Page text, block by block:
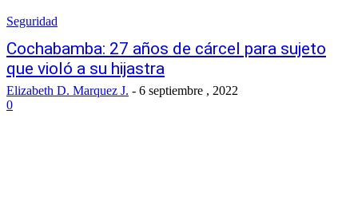
Seguridad
Cochabamba: 27 años de cárcel para sujeto
que violó a su hijastra
Elizabeth D. Marquez J. - 6 septiembre , 2022
0